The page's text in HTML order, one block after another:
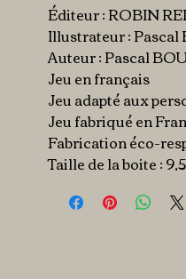
Éditeur : ROBIN
Illustrateur :
Auteur : Pascal
Jeu en français
Jeu adapté aux
Jeu fabriqué en
Fabrication éco-
Taille de la boite :